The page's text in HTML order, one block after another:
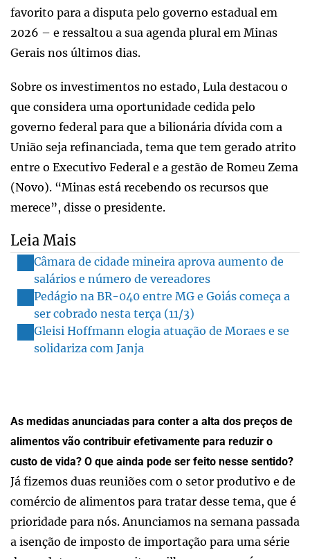
favorito para a disputa pelo governo estadual em
2026 – e ressaltou a sua agenda plural em Minas
Gerais nos últimos dias.
Sobre os investimentos no estado, Lula destacou o
que considera uma oportunidade cedida pelo
governo federal para que a bilionária dívida com a
União seja refinanciada, tema que tem gerado atrito
entre o Executivo Federal e a gestão de Romeu Zema
(Novo). “Minas está recebendo os recursos que
merece”, disse o presidente.
Leia Mais
Câmara de cidade mineira aprova aumento de
salários e número de vereadores
Pedágio na BR-040 entre MG e Goiás começa a
ser cobrado nesta terça (11/3)
Gleisi Hoffmann elogia atuação de Moraes e se
solidariza com Janja
As medidas anunciadas para conter a alta dos preços de
alimentos vão contribuir efetivamente para reduzir o
custo de vida? O que ainda pode ser feito nesse sentido?
Já fizemos duas reuniões com o setor produtivo e de
comércio de alimentos para tratar desse tema, que é
prioridade para nós. Anunciamos na semana passada
a isenção de imposto de importação para uma série